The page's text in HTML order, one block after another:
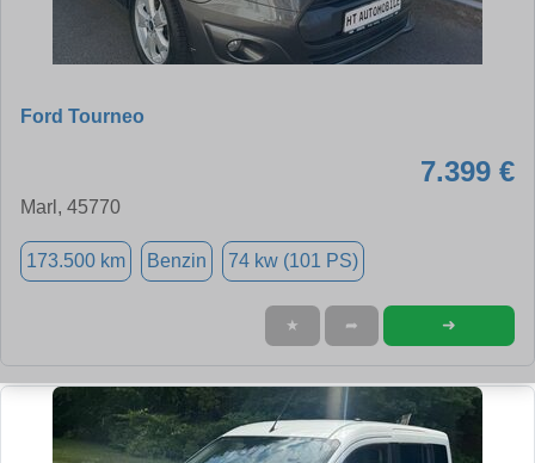
Ford Tourneo
7.399 €
Marl, 45770
173.500 km Benzin 74 kw (101 PS)
★ ➦ ➜